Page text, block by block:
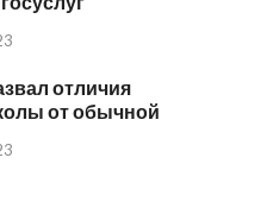
отличия
от обычной